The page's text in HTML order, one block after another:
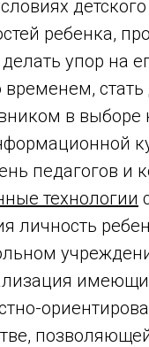
ребенка,
упор на
временем,
в
педагогов и
технологии
личность